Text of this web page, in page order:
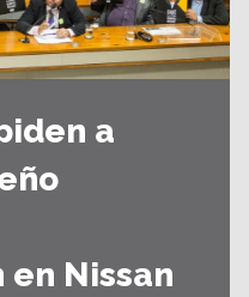
a
Nissan